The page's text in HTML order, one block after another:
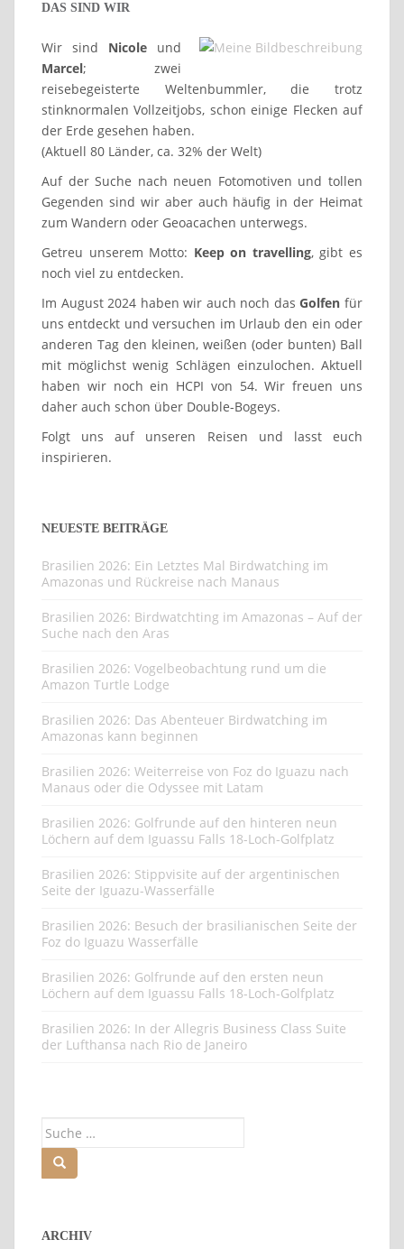
DAS SIND WIR
Wir sind Nicole und
Marcel; zwei
reisebegeisterte Weltenbummler, die trotz
stinknormalen Vollzeitjobs, schon einige Flecken auf
der Erde gesehen haben.
(Aktuell 80 Länder, ca. 32% der Welt)
Auf der Suche nach neuen Fotomotiven und tollen
Gegenden sind wir aber auch häufig in der Heimat
zum Wandern oder Geoacachen unterwegs.
Getreu unserem Motto: Keep on travelling, gibt es
noch viel zu entdecken.
Im August 2024 haben wir auch noch dasGolfen für
uns entdeckt und versuchen im Urlaub den ein oder
anderen Tag den kleinen, weißen (oder bunten) Ball
mit möglichst wenig Schlägen einzulochen. Aktuell
haben wir noch ein HCPI von 54. Wir freuen uns
daher auch schon über Double-Bogeys.
Folgt uns auf unseren Reisen und lasst euch
inspirieren.
NEUESTE BEITRÄGE
Brasilien 2026: Ein Letztes Mal Birdwatching im
Amazonas und Rückreise nach Manaus
Brasilien 2026: Birdwatchting im Amazonas – Auf der
Suche nach den Aras
Brasilien 2026: Vogelbeobachtung rund um die
Amazon Turtle Lodge
Brasilien 2026: Das Abenteuer Birdwatching im
Amazonas kann beginnen
Brasilien 2026: Weiterreise von Foz do Iguazu nach
Manaus oder die Odyssee mit Latam
Brasilien 2026: Golfrunde auf den hinteren neun
Löchern auf dem Iguassu Falls 18-Loch-Golfplatz
Brasilien 2026: Stippvisite auf der argentinischen
Seite der Iguazu-Wasserfälle
Brasilien 2026: Besuch der brasilianischen Seite der
Foz do Iguazu Wasserfälle
Brasilien 2026: Golfrunde auf den ersten neun
Löchern auf dem Iguassu Falls 18-Loch-Golfplatz
Brasilien 2026: In der Allegris Business Class Suite
der Lufthansa nach Rio de Janeiro
ARCHIV